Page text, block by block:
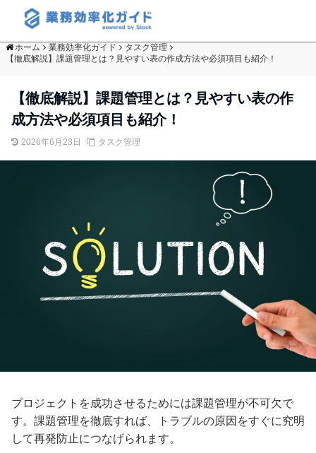
ホーム 業務効率化ガイド
タスク管理
【徹底解説】課題管理とは？見やすい表の作成方法や必須項目も紹介！
【徹底解説】課題管理とは？見やすい表の作
成方法や必須項目も紹介！
2026年6月23日 タスク管理
プロジェクトを成功させるためには課題管理が不可欠で
す。課題管理を徹底すれば、トラブルの原因をすぐに究明
して再発防止につなげられます。